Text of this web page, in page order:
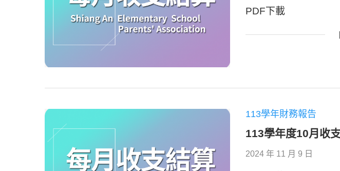
PDF下載
113學年財務報告
113學年度10月收
2024 年 11 月 9 日